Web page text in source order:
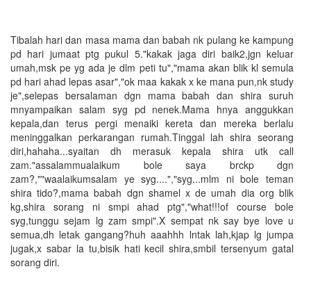
Tibalah hari dan masa mama dan babah nk pulang ke kampung
pd hari jumaat ptg pukul 5."kakak jaga diri baik2,jgn keluar
umah,msk pe yg ada je dlm peti tu","mama akan blik kl semula
pd hari ahad lepas asar","ok maa kakak x ke mana pun,nk study
je",selepas bersalaman dgn mama babah dan shira suruh
mnyampaikan salam syg pd nenek.Mama hnya anggukkan
kepala,dan terus pergi menaiki kereta dan mereka berlalu
meninggalkan perkarangan rumah.Tinggal lah shira seorang
diri,hahaha...syaitan dh merasuk kepala shira utk call
zam."assalammualaikum bole saya brckp dgn
zam?,""waalaikumsalam ye syg....","syg...mlm ni bole teman
shira tido?,mama babah dgn shamel x de umah dia org blik
kg,shira sorang ni smpi ahad ptg","what!!!of course bole
syg,tunggu sejam lg zam smpi".X sempat nk say bye love u
semua,dh letak gangang?huh aaahhh lntak lah,kjap lg jumpa
jugak,x sabar la tu,bisik hati kecil shira,smbil tersenyum gatal
sorang diri.